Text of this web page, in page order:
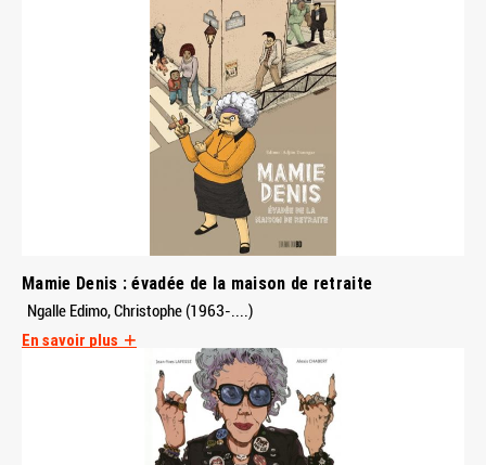
Mamie Denis : évadée de la maison de retraite
Ngalle Edimo, Christophe (1963-....)
En savoir plus